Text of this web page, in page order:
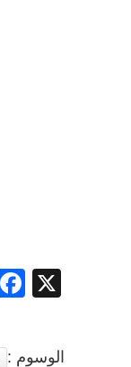
X
الوسوم :